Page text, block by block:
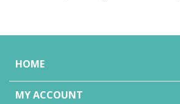
HOME
MY ACCOUNT